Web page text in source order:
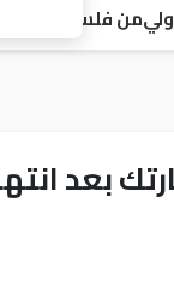
من فلسطين
بعد